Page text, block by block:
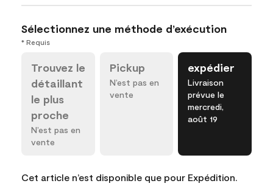
Sélectionnez une méthode d’exécution
* Requis
Trouvez le
détaillant
le plus
proche
N’est pas en
vente
Pickup
N’est pas en
vente
expédier
Livraison
prévue le
mercredi,
août 19
Cet article n’est disponible que pour Expédition.